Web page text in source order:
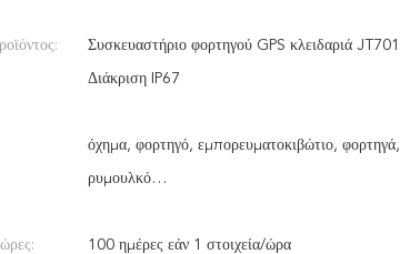
Συσκευαστήριο φορτηγού GPS κλειδαριά JT701
Διάκριση IP67
όχημα, φορτηγό, εμπορευματοκιβώτιο, φορτηγά,
ρυμουλκό…
100 ημέρες εάν 1 στοιχεία/ώρα